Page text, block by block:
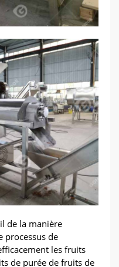
de la manière
processus de
les fruits
de purée de fruits de